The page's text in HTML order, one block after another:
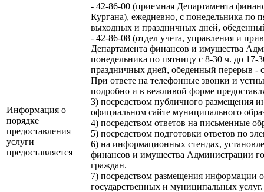
Информация о
порядке
предоставления
услуги
предоставляется
- 42-86-00 (приемная Департамента
Кургана), ежедневно, с понедельника по
выходных и праздничных дней,
- 42-86-08 (отдел учета, управления и
Департамента финансов и имущества
понедельника по пятницу с 8-30 ч. до
праздничных дней, обеденный перерыв -
При ответе на телефонные звонки и
подробно и в вежливой форме
3) посредством публичного размещения
официальном сайте муниципального
4) посредством ответов на письменные
5) посредством подготовки ответов по
6) на информационных стендах,
финансов и имущества Администрации
граждан.
7) посредством размещения информации
государственных и муниципальных услуг.